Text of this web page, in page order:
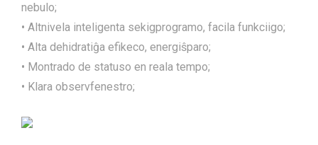
nebulo;
• Altnivela inteligenta sekigprogramo, facila funkciigo;
• Alta dehidratiĝa efikeco, energiŝparo;
• Montrado de statuso en reala tempo;
• Klara observfenestro;